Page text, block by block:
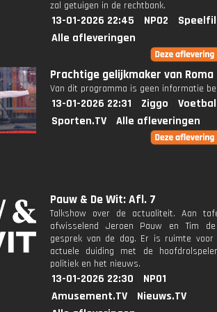
zal getuigen in de rechtbank.
13-01-2026 22:45 NPO2
Alle afleveringen
Prachtige gelijkmaker van Roma
Van dit programma is geen informatie
13-01-2026 22:31 Ziggo
Sporten.TV
Alle afleveringen
Pauw & De Wit: Afl. 7
Talkshow over de actualiteit. Aan
afwisselend Jeroen Pauw en Tim
gesprek van de dag. Er is ruimte
actuele duiding met de
politiek en het nieuws.
13-01-2026 22:30
NPO1
Amusement.TV
Nieuws.TV